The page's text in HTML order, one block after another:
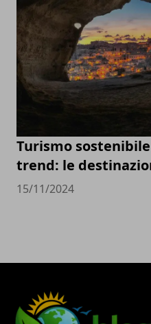
Turismo
trend: le
15/11/2024